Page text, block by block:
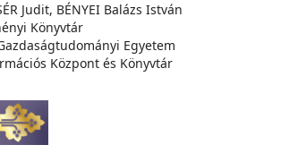
Judit, BÉNYEI Balázs István
Könyvtár
Egyetem
Központ és Könyvtár